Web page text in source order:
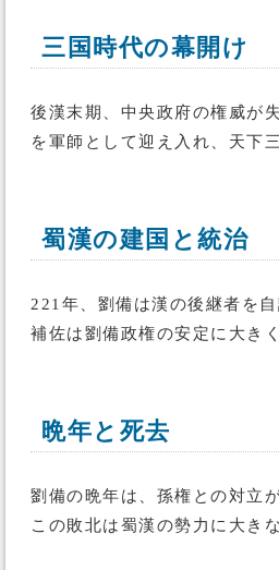
三国時代の幕開け
後漢末期、中央政府の権威が
を軍師として迎え入れ、天下
蜀漢の建国と統治
221年、劉備は漢の後継者を
補佐は劉備政権の安定に大き
晩年と死去
劉備の晩年は、孫権との対立
この敗北は蜀漢の勢力に大き